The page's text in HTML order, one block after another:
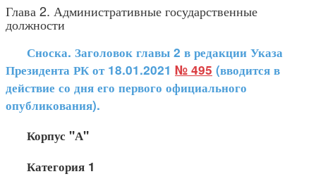
Глава 2. Административные государственные
должности
Сноска. Заголовок главы 2 в редакции Указа
Президента РК от 18.01.2021 № 495 (вводится в
действие со дня его первого официального
опубликования).
Корпус "А"
Категория 1